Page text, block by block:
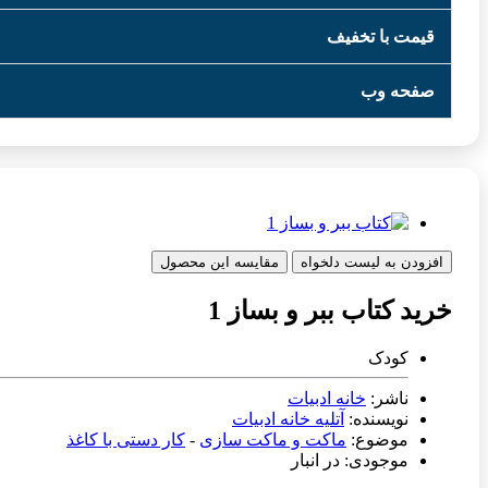
قیمت با تخفیف
صفحه وب
افزودن به لیست دلخواه مقایسه این محصول
خرید کتاب ببر و بساز 1
کودک
ناشر: خانه ادبیات
نویسنده: آتلیه خانه ادبیات
موضوع: ماکت و ماکت سازی - کار دستی با کاغذ
موجودی: در انبار